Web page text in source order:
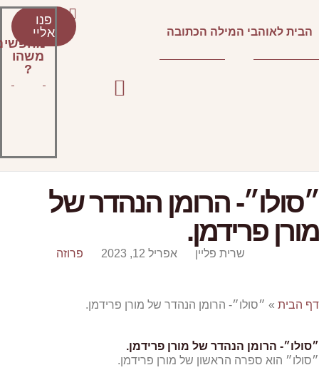
המילה הכתובה
פנו
אליי
מחפשים
הרומן הנהדר של
פרידמן.
שרית פליין אפריל 12, 2023 פרוזה
» ״סולו״- הרומן הנהדר של מורן פרידמן.
הרומן הנהדר של מורן פרידמן.
ספרה הראשון של מורן פרידמן.